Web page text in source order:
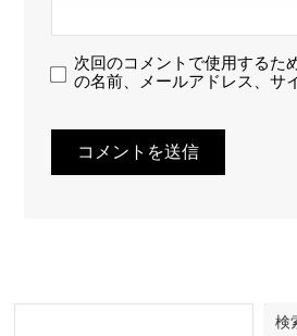
次回のコメントで使用するた
の名前、メールアドレス、サ
検